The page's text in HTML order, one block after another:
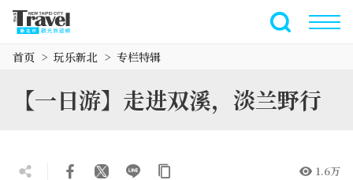
全文搜索
首页 玩乐新北 专栏特辑
【一日游】走进双溪，淡兰野行
1.6万